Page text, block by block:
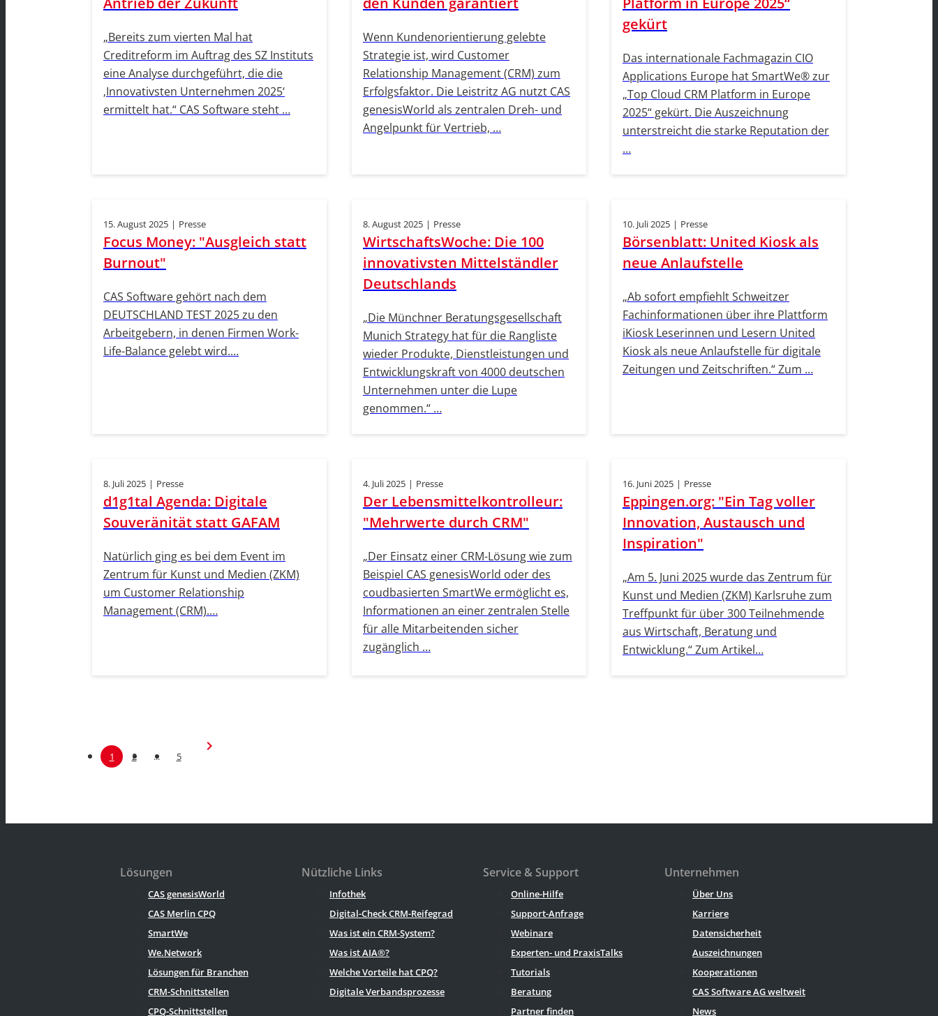
„Bereits zum vierten Mal hat
Creditreform im Auftrag des SZ Instituts
eine Analyse durchgeführt, die die
‚Innovativsten Unternehmen 2025‘
ermittelt hat.“ CAS Software steht …
Wenn Kundenorientierung gelebte
Strategie ist, wird Customer
Relationship Management (CRM) zum
Erfolgsfaktor. Die Leistritz AG nutzt CAS
genesisWorld als zentralen Dreh- und
Angelpunkt für Vertrieb, …
gekürt
Das internationale Fachmagazin CIO
Applications Europe hat SmartWe® zur
„Top Cloud CRM Platform in Europe
2025“ gekürt. Die Auszeichnung
unterstreicht die starke Reputation der
…
15. August 2025 | Presse
Focus Money: "Ausgleich statt
Burnout"
CAS Software gehört nach dem
DEUTSCHLAND TEST 2025 zu den
Arbeitgebern, in denen Firmen Work-
Life-Balance gelebt wird.…
8. August 2025 | Presse
WirtschaftsWoche: Die 100
innovativsten Mittelständler
Deutschlands
„Die Münchner Beratungsgesellschaft
Munich Strategy hat für die Rangliste
wieder Produkte, Dienstleistungen und
Entwicklungskraft von 4000 deutschen
Unternehmen unter die Lupe
genommen.“ …
10. Juli 2025 | Presse
Börsenblatt: United Kiosk als
neue Anlaufstelle
„Ab sofort empfiehlt Schweitzer
Fachinformationen über ihre Plattform
iKiosk Leserinnen und Lesern United
Kiosk als neue Anlaufstelle für digitale
Zeitungen und Zeitschriften.“ Zum …
8. Juli 2025 | Presse
d1g1tal Agenda: Digitale
Souveränität statt GAFAM
Natürlich ging es bei dem Event im
Zentrum für Kunst und Medien (ZKM)
um Customer Relationship
Management (CRM).…
4. Juli 2025 | Presse
Der Lebensmittelkontrolleur:
"Mehrwerte durch CRM"
„Der Einsatz einer CRM-Lösung wie zum
Beispiel CAS genesisWorld oder des
coudbasierten SmartWe ermöglicht es,
Informationen an einer zentralen Stelle
für alle Mitarbeitenden sicher
zugänglich …
16. Juni 2025 | Presse
Eppingen.org: "Ein Tag voller
Innovation, Austausch und
Inspiration"
„Am 5. Juni 2025 wurde das Zentrum für
Kunst und Medien (ZKM) Karlsruhe zum
Treffpunkt für über 300 Teilnehmende
aus Wirtschaft, Beratung und
Entwicklung.“ Zum Artikel…
1 2 ... 5
chevron_right
Lösungen
CAS genesisWorld
CAS Merlin CPQ
SmartWe
We.Network
Lösungen für Branchen
CRM-Schnittstellen
CPQ-Schnittstellen
Nützliche Links
Infothek
Digital-Check CRM-Reifegrad
Was ist ein CRM-System?
Was ist AIA®?
Welche Vorteile hat CPQ?
Digitale Verbandsprozesse
Service & Support
Online-Hilfe
Support-Anfrage
Webinare
Experten- und PraxisTalks
Tutorials
Beratung
Partner finden
Unternehmen
Über Uns
Karriere
Datensicherheit
Auszeichnungen
Kooperationen
CAS Software AG weltweit
News